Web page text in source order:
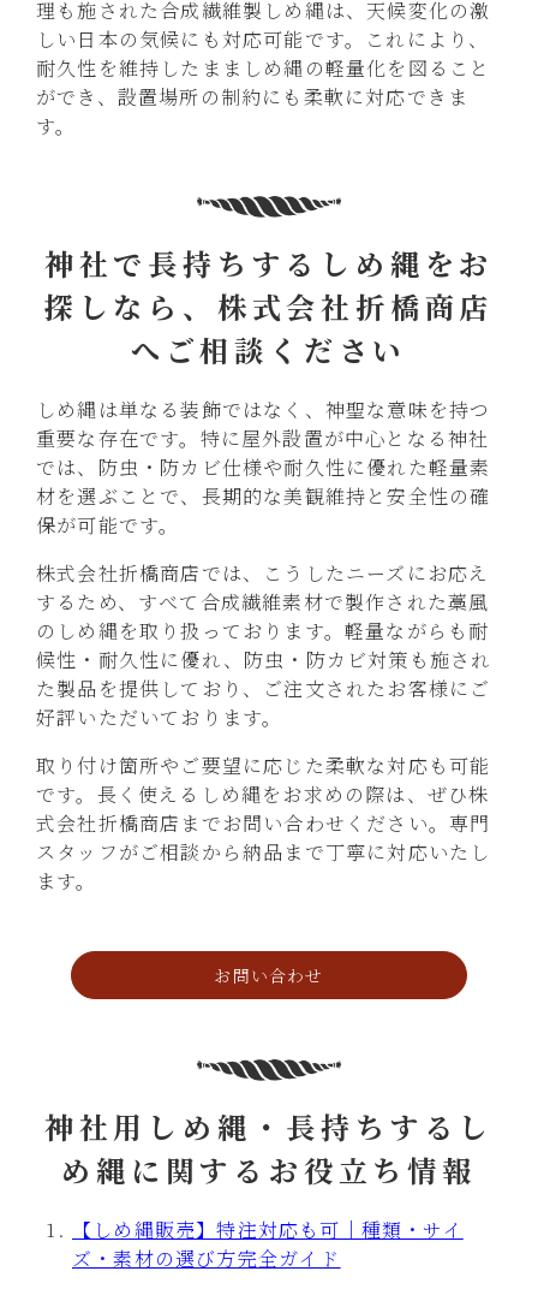
理も施された合成繊維製しめ縄は、天候変化の激
しい日本の気候にも対応可能です。これにより、
耐久性を維持したまましめ縄の軽量化を図ること
ができ、設置場所の制約にも柔軟に対応できま
す。
神社で長持ちするしめ縄をお
探しなら、株式会社折橋商店
へご相談ください
しめ縄は単なる装飾ではなく、神聖な意味を持つ
重要な存在です。特に屋外設置が中心となる神社
では、防虫・防カビ仕様や耐久性に優れた軽量素
材を選ぶことで、長期的な美観維持と安全性の確
保が可能です。
株式会社折橋商店では、こうしたニーズにお応え
するため、すべて合成繊維素材で製作された藁風
のしめ縄を取り扱っております。軽量ながらも耐
候性・耐久性に優れ、防虫・防カビ対策も施され
た製品を提供しており、ご注文されたお客様にご
好評いただいております。
取り付け箇所やご要望に応じた柔軟な対応も可能
です。長く使えるしめ縄をお求めの際は、ぜひ株
式会社折橋商店までお問い合わせください。専門
スタッフがご相談から納品まで丁寧に対応いたし
ます。
お問い合わせ
神社用しめ縄・長持ちするし
め縄に関するお役立ち情報
【しめ縄販売】特注対応も可｜種類・サイ
ズ・素材の選び方完全ガイド